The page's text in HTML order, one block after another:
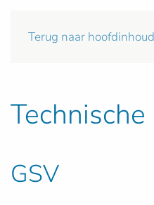
Terug naar hoofdinhoud
GSV